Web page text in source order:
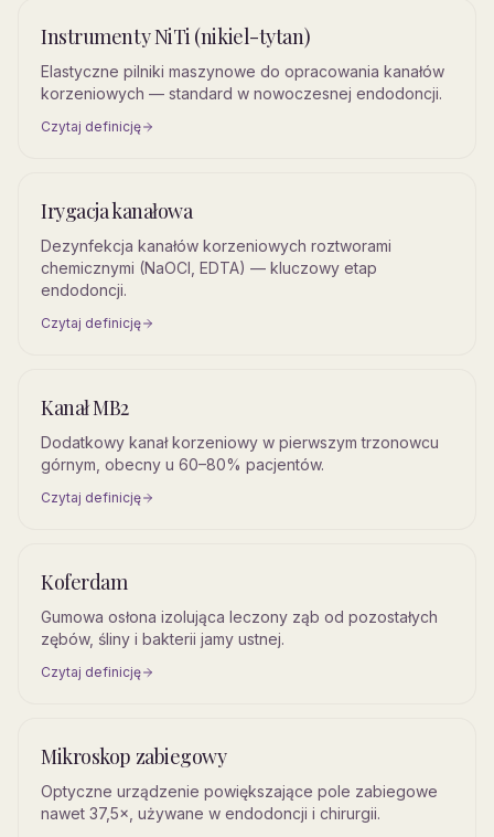
Instrumenty NiTi (nikiel-tytan)
Elastyczne pilniki maszynowe do opracowania kanałów
korzeniowych — standard w nowoczesnej endodoncji.
Czytaj definicję
Irygacja kanałowa
Dezynfekcja kanałów korzeniowych roztworami
chemicznymi (NaOCl, EDTA) — kluczowy etap
endodoncji.
Czytaj definicję
Kanał MB2
Dodatkowy kanał korzeniowy w pierwszym trzonowcu
górnym, obecny u 60–80% pacjentów.
Czytaj definicję
Koferdam
Gumowa osłona izolująca leczony ząb od pozostałych
zębów, śliny i bakterii jamy ustnej.
Czytaj definicję
Mikroskop zabiegowy
Optyczne urządzenie powiększające pole zabiegowe
nawet 37,5×, używane w endodoncji i chirurgii.